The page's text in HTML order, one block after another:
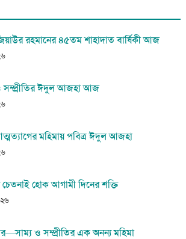
রহমানের ৪৫তম শাহাদাত বার্ষিকী আজ
সম্প্রীতির ঈদুল আজহা আজ
মহিমায় পবিত্র ঈদুল আজহা
চেতনাই হোক আগামী দিনের শক্তি
ও সম্প্রীতির এক অনন্য মহিমা